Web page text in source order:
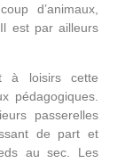
d’animaux,
est par ailleurs
à loisirs cette
pédagogiques.
passerelles
de part et
au sec. Les